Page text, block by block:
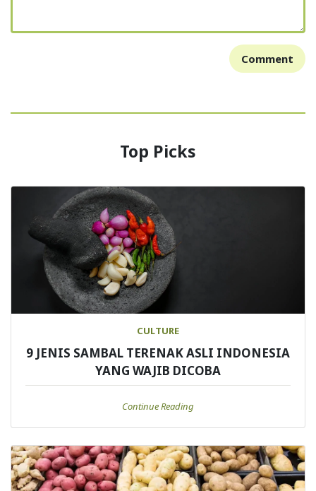
Comment
Top Picks
CULTURE
9 JENIS SAMBAL TERENAK ASLI INDONESIA
YANG WAJIB DICOBA
Continue Reading